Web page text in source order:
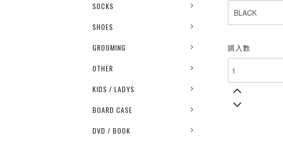
SOCKS
SHOES
GROOMING
OTHER
KIDS / LADYS
BOARD CASE
DVD / BOOK
購入数